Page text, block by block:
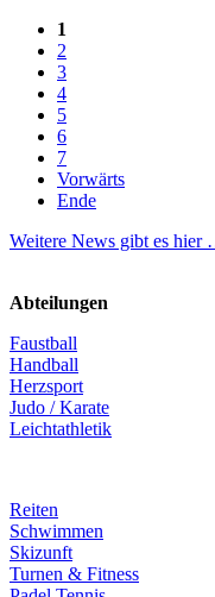
1
2
3
4
5
6
7
Vorwärts
Ende
Weitere News gibt es hier
Abteilungen
Faustball
Handball
Herzsport
Judo / Karate
Leichtathletik
Reiten
Schwimmen
Skizunft
Turnen & Fitness